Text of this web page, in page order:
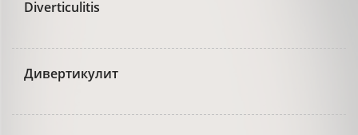
Diverticulitis
Дивертикулит